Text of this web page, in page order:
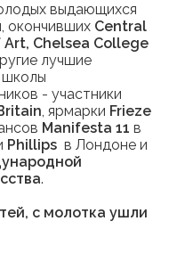
выдающихся
окончивших Central
Chelsea College
лучшие
- участники
, ярмарки Frieze
Manifesta 11 в
Phillips в Лондоне и
.
с молотка ушли